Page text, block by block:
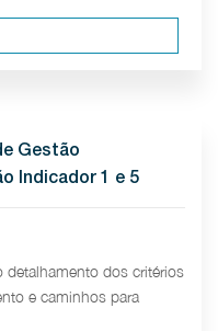
Gestão
Indicador 1 e 5
detalhamento dos critérios
e caminhos para